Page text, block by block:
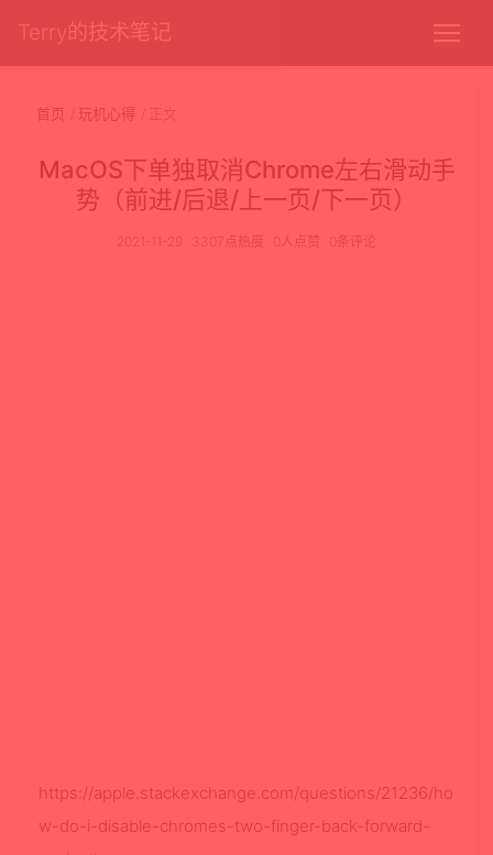
Terry的技术笔记
首页 玩机心得 正文
MacOS下单独取消Chrome左右滑动手
势（前进/后退/上一页/下一页）
2021-11-29 3307点热度 0人点赞 0条评论
https://apple.stackexchange.com/questions/21236/ho
w-do-i-disable-chromes-two-finger-back-forward-